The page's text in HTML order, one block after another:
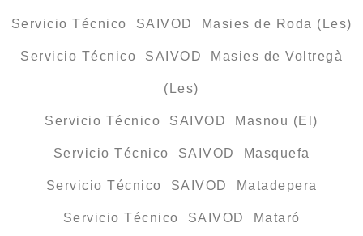
Servicio Técnico SAIVOD Masies de Roda (Les)
Servicio Técnico SAIVOD Masies de Voltregà
(Les)
Servicio Técnico SAIVOD Masnou (El)
Servicio Técnico SAIVOD Masquefa
Servicio Técnico SAIVOD Matadepera
Servicio Técnico SAIVOD Mataró